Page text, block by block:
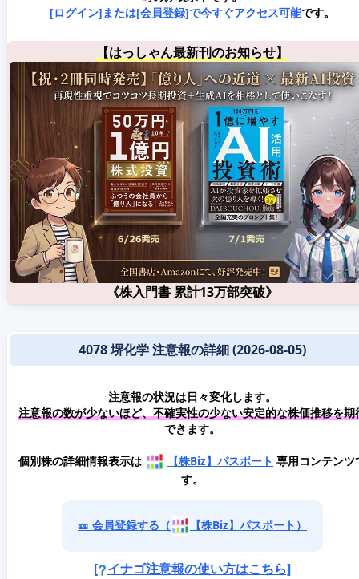
[ログイン]または[会員登録]で今すぐアクセス可能です。
【はっしゃん最新刊のお知らせ】
《株入門書 累計13万部突破》
4078 堺化学 注意報の詳細 (2026-08-05)
注意報の状況は日々変化します。
注意報の数が少ないほど、不確実性の少ない安定的な株価推移を期
できます。
個別株の詳細情報表示は 【株Biz】パスポート 専用コンテンツ
す。
🎫 会員登録する（ 【株Biz】パスポート）
[ イナゴ注意報の使い方はこちら]